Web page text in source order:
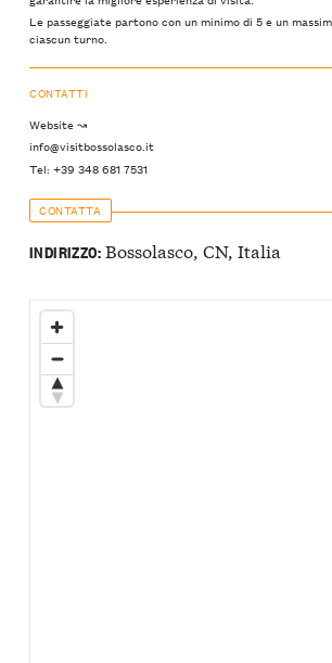
Le passeggiate partono con un minimo di 5 e un
ciascun turno.
CONTATTI
Website ↝
info@visitbossolasco.it
Tel: +39 348 681 7531
CONTATTA
INDIRIZZO:Bossolasco, CN, Italia